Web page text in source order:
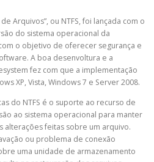
Arquivos”, ou NTFS, foi lançada com o
do sistema operacional da
o objetivo de oferecer segurança e
A boa desenvoltura e a
fez com que a implementação
XP, Vista, Windows 7 e Server 2008.
do NTFS é o suporte ao recurso de
ao sistema operacional para manter
alterações feitas sobre um arquivo.
ou problema de conexão
uma unidade de armazenamento